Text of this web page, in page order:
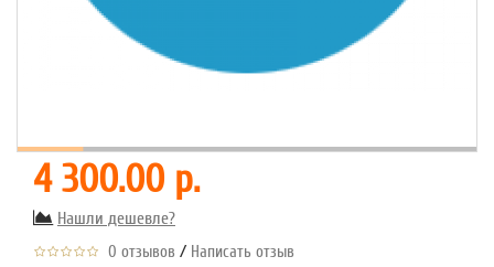
4 300.00 р.
Нашли дешевле?
0 отзывов / Написать отзыв